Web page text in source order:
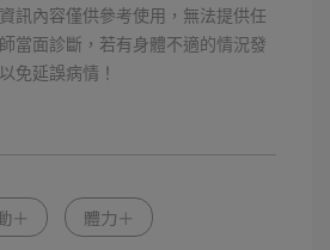
訊內容僅供參考使用，無法提供任
當面診斷，若有身體不適的情況發
免延誤病情！
＋ 體力＋